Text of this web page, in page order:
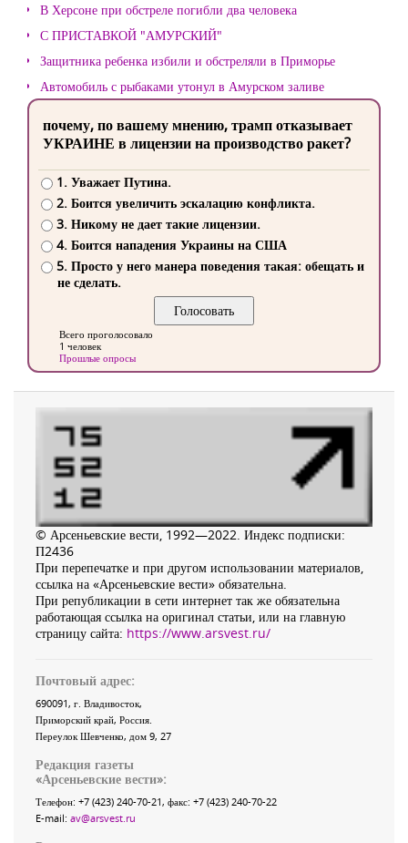
В Херсоне при обстреле погибли два человека
С ПРИСТАВКОЙ "АМУРСКИЙ"
Защитника ребенка избили и обстреляли в Приморье
Автомобиль с рыбаками утонул в Амурском заливе
почему, по вашему мнению, трамп отказывает
УКРАИНЕ в лицензии на производство ракет?
1. Уважает Путина.
2. Боится увеличить эскалацию конфликта.
3. Никому не дает такие лицензии.
4. Боится нападения Украины на США
5. Просто у него манера поведения такая: обещать и
не сделать.
Всего проголосовало
1 человек
Прошлые опросы
© Арсеньевские вести, 1992—2022. Индекс подписки:
П2436
При перепечатке и при другом использовании материалов,
ссылка на «Арсеньевские вести» обязательна.
При републикации в сети интернет так же обязательна
работающая ссылка на оригинал статьи, или на главную
страницу сайта: https://www.arsvest.ru/
Почтовый адрес:
690091, г. Владивосток,
Приморский край, Россия
Переулок Шевченко, дом 9, 27
Редакция газеты
«Арсеньевские вести»:
Телефон: +7 (423) 240-70-21, факс: +7 (423) 240-70-22
E-mail: av@arsvest.ru